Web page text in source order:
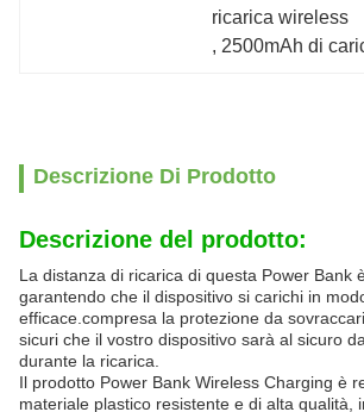
ricarica wireless
, 2500mAh di
Descrizione Di Prodotto
Descrizione del prodotto:
La distanza di ricarica di questa Power Bank
garantendo che il dispositivo si carichi in
efficace.compresa la protezione da
sicuri che il vostro dispositivo sarà al sicuro
durante la ricarica.
Il prodotto Power Bank Wireless Charging è
materiale plastico resistente e di alta qualità,